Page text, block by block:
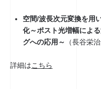
空間/波長次元変換を用
化～ポスト光増幅によ
グへの応用～
（長谷栄
詳細はこちら